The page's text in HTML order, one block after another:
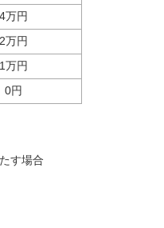
4万円
2万円
1万円
0円
す場合